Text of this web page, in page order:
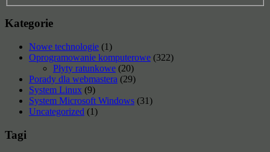
Kategorie
Nowe technologie (1)
Oprogramowanie komputerowe (322)
Płyty ratunkowe (20)
Porady dla webmastera (29)
System Linux (9)
System Microsoft Windows (31)
Uncategorized (1)
Tagi